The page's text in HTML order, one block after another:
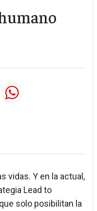
vidas. Y en la actual,
Lead to
solo posibilitan la